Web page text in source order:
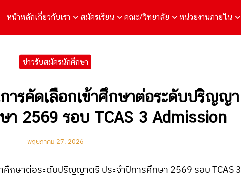
หน้าหลักเกี่ยวกับเรา สมัครเรียน คณะ/วิทยาลัย หน่วยงานภายใน
ข่าวรับสมัครนักศึกษา
ารคัดเลือกเข้าศึกษาต่อระดับปริญญา
า 2569 รอบ TCAS 3 Admission
พฤษภาคม 27, 2026
ศึกษาต่อระดับปริญญาตรี ประจำปีการศึกษา 2569 รอบ TCAS 3